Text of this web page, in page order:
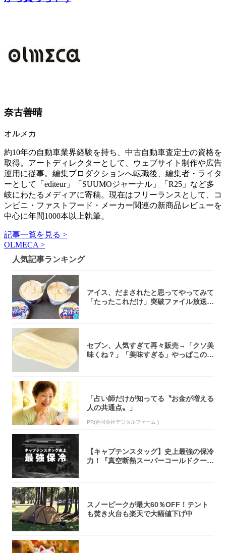
奈古善晴
オルメカ
約10年の自動車業界経験を持ち、中古自動車査定士の資格を
取得。アートディレクターとして、ウェブサイト制作や広告
運用に従事。編集プロダクションへ転職後、編集者・ライタ
ーとして「editeur」「SUUMOジャーナル」「R25」など多
岐にわたるメディアに寄稿。現在はフリーランスとして、コ
ンビニ・ファストフード・メーカー関連の新商品レビューを
中心に年間1000本以上執筆。
記事一覧を見る >
OLMECA >
人気記事ランキング
アイス、だまされたと思ってやってみて
「たったこれだけ」突破ファイル放送で
セブン、人気すぎて再々販売→「クソ美
味くね？」「美味すぎる」やっぱこのク
「占い師だけが知ってる〝お金が増える
人の共通点〟」
PR(合同会社デジタルファーム )
【キャプテンスタッグ】史上最強の保冷
力！『真空断熱スーパーコールドクーラ
スノーピークが最大60％OFF！テント
も焚き火台も楽天で大幅値下げ中